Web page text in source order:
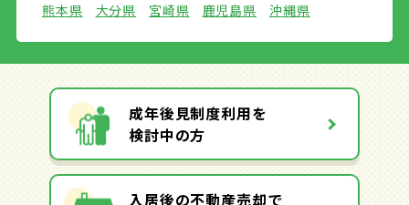
熊本県
大分県 宮崎県 鹿児島県 沖縄県
成年後見制度利用を
検討中の方
入居後の不動産売却で